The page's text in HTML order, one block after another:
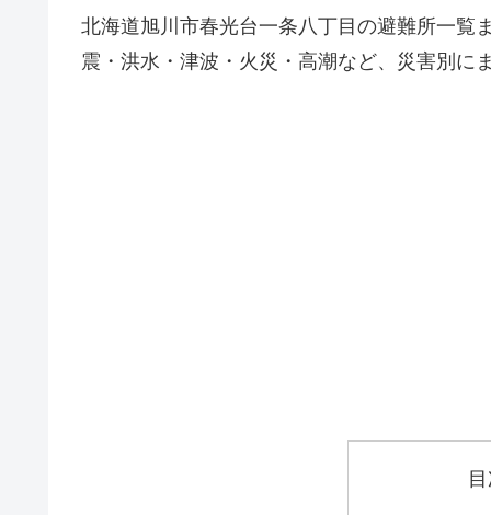
北海道旭川市春光台一条八丁目の避難所一覧
震・洪水・津波・火災・高潮など、災害別に